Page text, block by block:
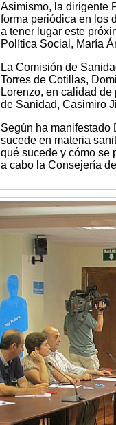
Asimismo, la dirigente
forma periódica en los
a tener lugar este
Política Social, María
La Comisión de
Torres de Cotillas,
Lorenzo, en calidad
de Sanidad, Casimiro
Según ha manifestado
sucede en materia
qué sucede y cómo se
a cabo la Consejería